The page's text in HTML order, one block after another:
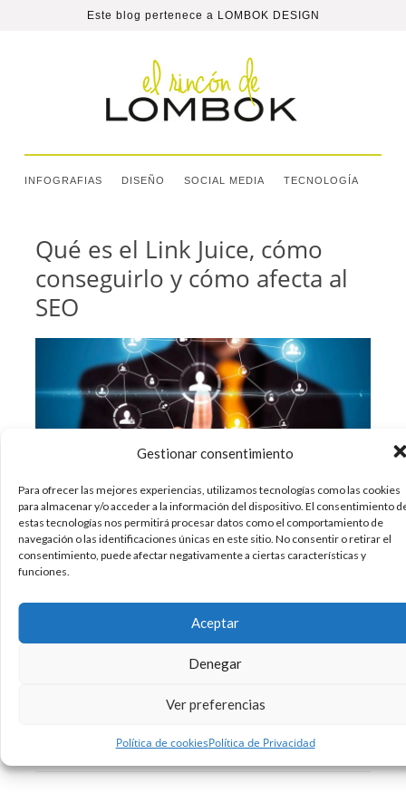
Gestionar consentimiento
Para ofrecer las mejores experiencias, utilizamos tecnologías como las cookies
para almacenar y/o acceder a la información del dispositivo. El consentimiento
estas tecnologías nos permitirá procesar datos como el comportamiento de
navegación o las identificaciones únicas en este sitio. No consentir o retirar el
consentimiento, puede afectar negativamente a ciertas características y
funciones.
Aceptar
Denegar
Ver preferencias
Política de cookiesPolítica de Privacidad
Este blog pertenece a LOMBOK DESIGN
INFOGRAFIAS DISEÑO SOCIAL MEDIA TECNOLOGÍA
Qué es el Link Juice, cómo
conseguirlo y cómo afecta al
SEO
¿Qué es el Link Juice? Es el término coloquial en
el mundo SEO para referirse al poder de una
página web para dirigir tráfico mediante links a
otras páginas externas o internas. Este poder es
interpretado como un voto muy positivo en la
autoridad de la
Diseño Google Internet
Leer más